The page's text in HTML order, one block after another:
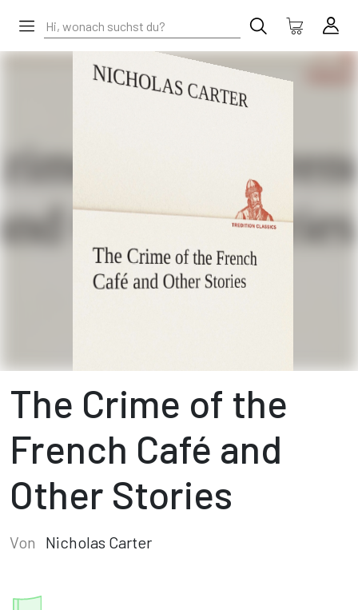
The Crime of the
French Café and
Other Stories
Von Nicholas Carter